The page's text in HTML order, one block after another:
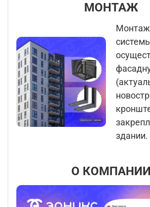
МОНТАЖ
Монтаж
здании.
О КОМПАНИИ